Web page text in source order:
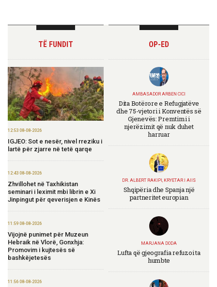
TË FUNDIT
12:53 08-08-2026
IGJEO: Sot e nesër, nivel rreziku i
lartë për zjarre në tetë qarqe
12:43 08-08-2026
Zhvillohet në Taxhikistan
seminari i leximit mbi librin e Xi
Jinpingut për qeverisjen e Kinës
11:59 08-08-2026
Vijojnë punimet për Muzeun
Hebraik në Vlorë, Gonxhja:
Promovim i kujtesës së
bashkëjetesës
11:56 08-08-2026
OP-ED
AMBASADOR ARBEN CICI
Dita Botërore e Refugjatëve
dhe 75-vjetori i Konventës së
Gjenevës: Premtimi i
njerëzimit që nuk duhet
harruar
DR. ALBERT RAKIPI, KRYETAR I AIIS
Shqipëria dhe Spanja një
partneritet europian
MARJANA DODA
Lufta që gjeografia refuzoi ta
humbte